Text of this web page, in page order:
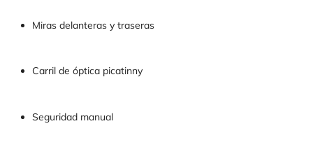
Miras delanteras y traseras
Carril de óptica picatinny
Seguridad manual